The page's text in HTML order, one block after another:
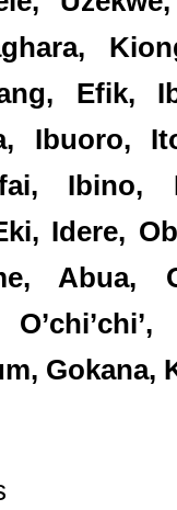
Efik,
Ibuoro,
Ibino,
Idere,
Abua,
Gokana,